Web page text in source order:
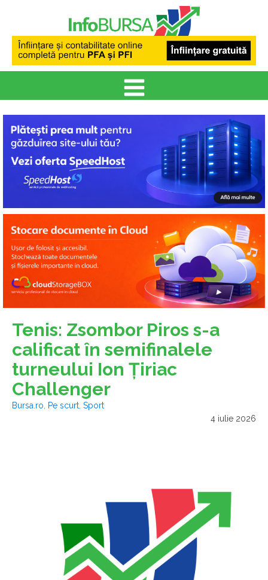
Tenis: Zsombor Piros s-a
calificat în semifinalele
turneului Ion Ţiriac
Challenger
Bursa.ro Pe scurt Sport
4 iulie 2026